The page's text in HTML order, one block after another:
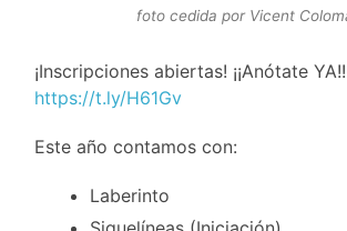
foto cedida por Vicent
¡Inscripciones abiertas! ¡¡Anótate YA!!
https://t.ly/H61Gv
Este año contamos con:
Laberinto